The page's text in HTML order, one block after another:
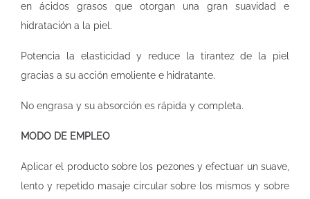
en ácidos grasos que otorgan una gran suavidad e
hidratación a la piel.
Potencia la elasticidad y reduce la tirantez de la piel
gracias a su acción emoliente e hidratante.
No engrasa y su absorción es rápida y completa.
MODO DE EMPLEO
Aplicar el producto sobre los pezones y efectuar un suave,
lento y repetido masaje circular sobre los mismos y sobre